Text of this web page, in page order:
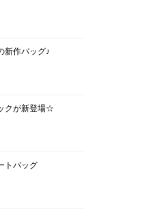
新作バッグ♪
クが新登場☆
トバッグ